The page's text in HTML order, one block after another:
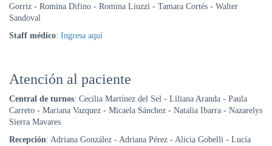
Gorriz - Romina Difino - Romina Liuzzi - Tamara Cortés - Walter
Sandoval
Staff médico: Ingresa aquí
Atención al paciente
Central de turnos: Cecilia Martínez del Sel - Liliana Aranda - Paula
Carreto - Mariana Vazquez - Micaela Sánchez - Natalia Ibarra - Nazarelys
Sierra Mavares
Recepción: Adriana González - Adriana Pérez - Alicia Gobelli - Lucía